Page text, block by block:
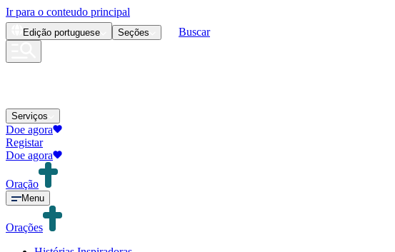
Ir para o conteudo principal
Edição portuguese Seções Buscar
Serviços
Doe agora
Registar
Doe agora
Oração
Menu
Orações